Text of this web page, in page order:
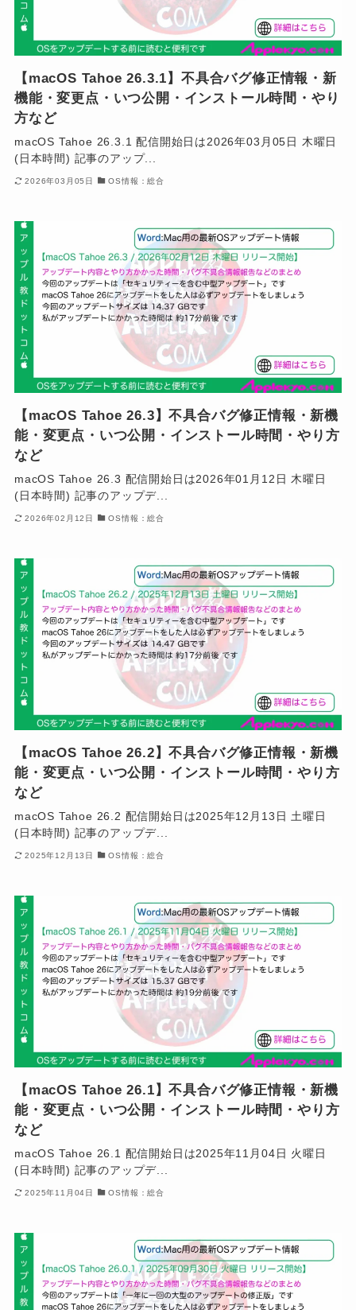
【macOS Tahoe 26.3.1】不具合バグ修正情報・新
機能・変更点・いつ公開・インストール時間・やり
方など
macOS Tahoe 26.3.1 配信開始日は2026年03月05日 木曜日
(日本時間) 記事のアップ...
2026年03月05日 OS情報：総合
【macOS Tahoe 26.3】不具合バグ修正情報・新機
能・変更点・いつ公開・インストール時間・やり方
など
macOS Tahoe 26.3 配信開始日は2026年01月12日 木曜日
(日本時間) 記事のアップデ...
2026年02月12日 OS情報：総合
【macOS Tahoe 26.2】不具合バグ修正情報・新機
能・変更点・いつ公開・インストール時間・やり方
など
macOS Tahoe 26.2 配信開始日は2025年12月13日 土曜日
(日本時間) 記事のアップデ...
2025年12月13日 OS情報：総合
【macOS Tahoe 26.1】不具合バグ修正情報・新機
能・変更点・いつ公開・インストール時間・やり方
など
macOS Tahoe 26.1 配信開始日は2025年11月04日 火曜日
(日本時間) 記事のアップデ...
2025年11月04日 OS情報：総合